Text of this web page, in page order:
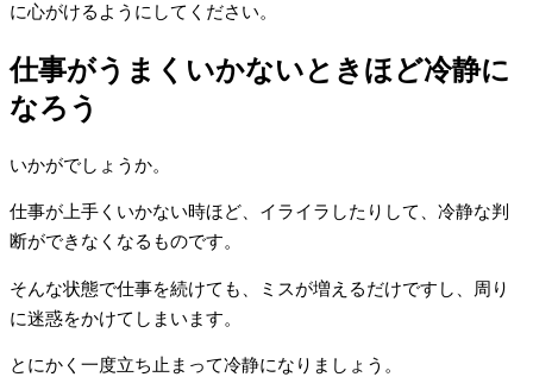
に心がけるようにしてください。
仕事がうまくいかないときほど冷静に
なろう
いかがでしょうか。
仕事が上手くいかない時ほど、イライラしたりして、冷静な判
断ができなくなるものです。
そんな状態で仕事を続けても、ミスが増えるだけですし、周り
に迷惑をかけてしまいます。
とにかく一度立ち止まって冷静になりましょう。